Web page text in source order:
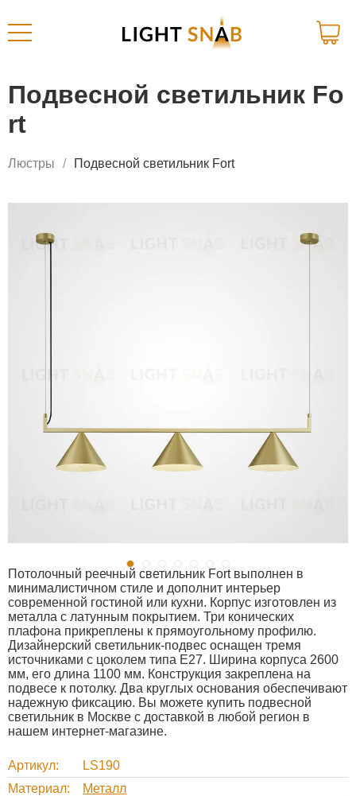
Подвесной светильник Fo
rt
Люстры Подвесной светильник Fort
Потолочный реечный светильник Fort выполнен в
минималистичном стиле и дополнит интерьер
современной гостиной или кухни. Корпус изготовлен из
металла с латунным покрытием. Три конических
плафона прикреплены к прямоугольному профилю.
Дизайнерский светильник-подвес оснащен тремя
источниками с цоколем типа E27. Ширина корпуса 2600
мм, его длина 1100 мм. Конструкция закреплена на
подвесе к потолку. Два круглых основания обеспечивают
надежную фиксацию. Вы можете купить подвесной
светильник в Москве с доставкой в любой регион в
нашем интернет-магазине.
Артикул
LS190
Материал
Металл